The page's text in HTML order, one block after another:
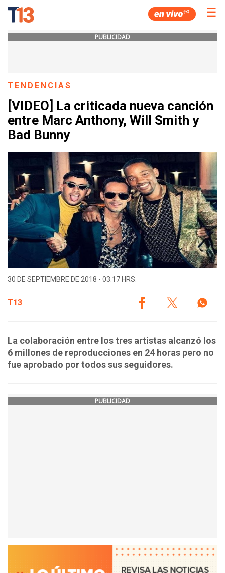
☰
PUBLICIDAD
TENDENCIAS
[VIDEO] La criticada nueva canción
entre Marc Anthony, Will Smith y
Bad Bunny
30 DE SEPTIEMBRE DE 2018 - 03:17 HRS.
T13
La colaboración entre los tres artistas alcanzó los
6 millones de reproducciones en 24 horas pero no
fue aprobado por todos sus seguidores.
PUBLICIDAD